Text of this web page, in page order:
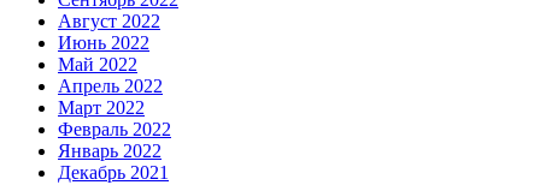
Август 2022
Июнь 2022
Май 2022
Апрель 2022
Март 2022
Февраль 2022
Январь 2022
Декабрь 2021